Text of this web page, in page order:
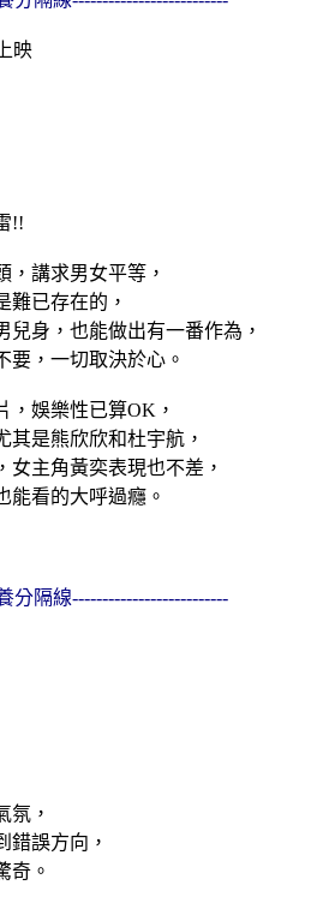
映
!!
，講求男女平等，
難已存在的，
兒身，也能做出有一番作為，
要，一切取決於心。
，娛樂性已算OK，
其是熊欣欣和杜宇航，
女主角黃奕表現也不差，
能看的大呼過癮。
分隔線--------------------------
氛，
錯誤方向，
奇。